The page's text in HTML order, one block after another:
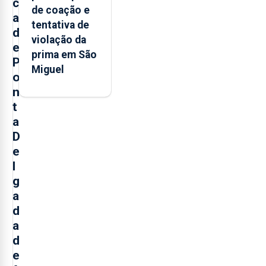
a
d
e
P
o
n
t
a
D
e
l
g
a
d
a
d
e
de coação e
tentativa de
violação da
prima em São
Miguel